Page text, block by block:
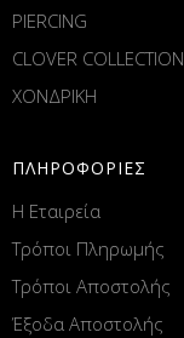
PIERCING
CLOVER COLLECTION
ΧΟΝΔΡΙΚΗ
ΠΛΗΡΟΦΟΡΙΕΣ
Η Εταιρεία
Τρόποι Πληρωμής
Τρόποι Αποστολής
Έξοδα Αποστολής